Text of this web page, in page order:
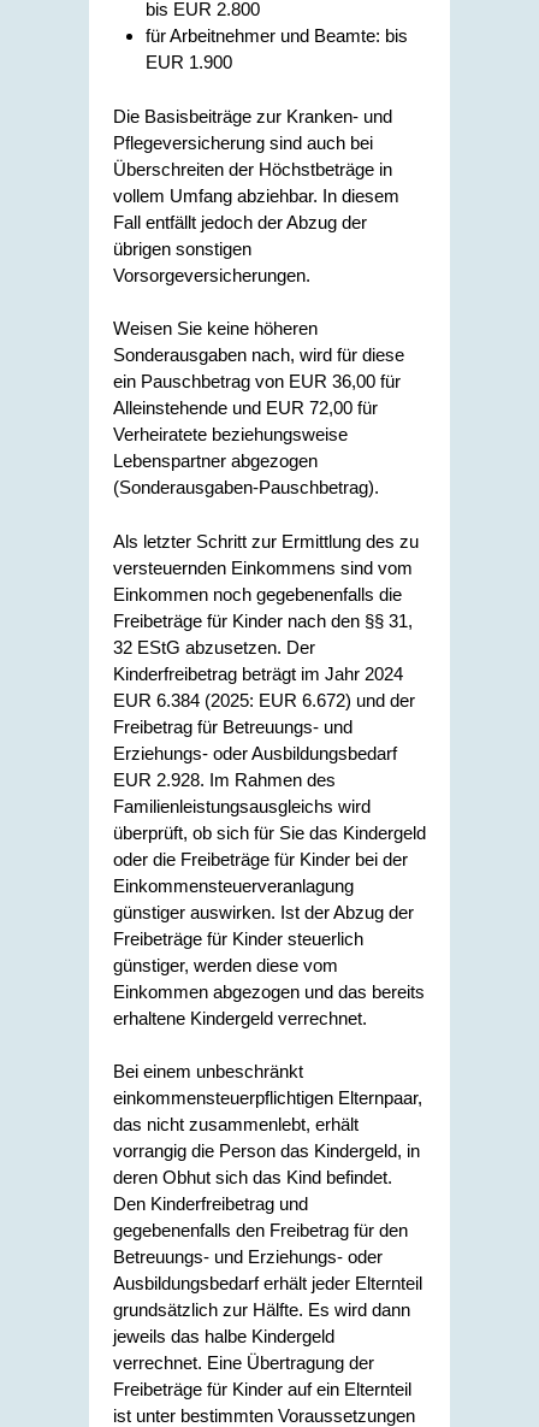
bis EUR 2.800
für Arbeitnehmer und Beamte: bis
EUR 1.900
Die Basisbeiträge zur Kranken- und
Pflegeversicherung sind auch bei
Überschreiten der Höchstbeträge in
vollem Umfang abziehbar. In diesem
Fall entfällt jedoch der Abzug der
übrigen sonstigen
Vorsorgeversicherungen.
Weisen Sie keine höheren
Sonderausgaben nach, wird für diese
ein Pauschbetrag von EUR 36,00 für
Alleinstehende und EUR 72,00 für
Verheiratete beziehungsweise
Lebenspartner abgezogen
(Sonderausgaben-Pauschbetrag).
Als letzter Schritt zur Ermittlung des zu
versteuernden Einkommens sind vom
Einkommen noch gegebenenfalls die
Freibeträge für Kinder nach den §§ 31,
32 EStG abzusetzen. Der
Kinderfreibetrag beträgt im Jahr 2024
EUR 6.384 (2025: EUR 6.672) und der
Freibetrag für Betreuungs- und
Erziehungs- oder Ausbildungsbedarf
EUR 2.928. Im Rahmen des
Familienleistungsausgleichs wird
überprüft, ob sich für Sie das Kindergeld
oder die Freibeträge für Kinder bei der
Einkommensteuerveranlagung
günstiger auswirken. Ist der Abzug der
Freibeträge für Kinder steuerlich
günstiger, werden diese vom
Einkommen abgezogen und das bereits
erhaltene Kindergeld verrechnet.
Bei einem unbeschränkt
einkommensteuerpflichtigen Elternpaar,
das nicht zusammenlebt, erhält
vorrangig die Person das Kindergeld, in
deren Obhut sich das Kind befindet.
Den Kinderfreibetrag und
gegebenenfalls den Freibetrag für den
Betreuungs- und Erziehungs- oder
Ausbildungsbedarf erhält jeder Elternteil
grundsätzlich zur Hälfte. Es wird dann
jeweils das halbe Kindergeld
verrechnet. Eine Übertragung der
Freibeträge für Kinder auf ein Elternteil
ist unter bestimmten Voraussetzungen